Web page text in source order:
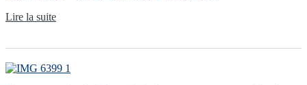
Lire la suite